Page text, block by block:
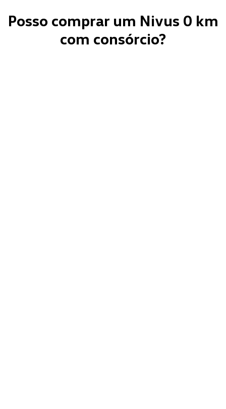
Posso comprar um Nivus 0 km
com consórcio?